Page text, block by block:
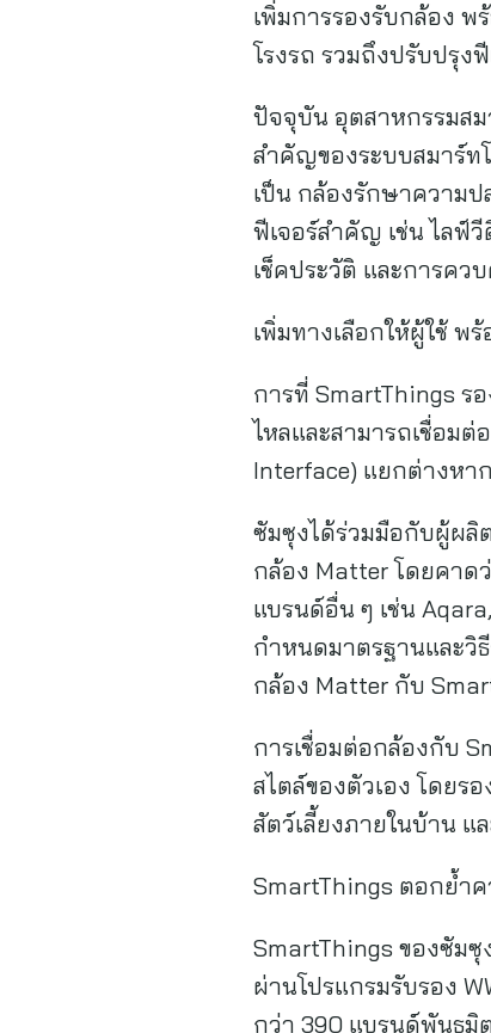
เพิ่มการรองรับกล้อง
โรงรถ รวมถึงปรับปรุง
ปัจจุบัน อุตสาหกรรมส
สำคัญของระบบสมาร์ท
เป็น กล้องรักษาความ
ฟีเจอร์สำคัญ เช่น ไลฟ์
เช็คประวัติ และการคว
เพิ่มทางเลือกให้ผู้ใช้
การที่ SmartThings ร
ไหลและสามารถเชื่อม
Interface) แยกต่างหาก
ซัมซุงได้ร่วมมือกับผู้ผลิ
กล้อง Matter โดยคาด
แบรนด์อื่น ๆ เช่น
กำหนดมาตรฐานและวิ
กล้อง Matter กับ
การเชื่อมต่อกล้องกับ
สไตล์ของตัวเอง โดยร
สัตว์เลี้ยงภายในบ้าน
SmartThings ตอกย้ำ
SmartThings ของซัม
ผ่านโปรแกรมรับรอง
กว่า 390 แบรนด์พันธมิ